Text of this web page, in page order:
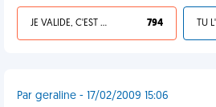
JE VALIDE, C'EST UNE VDM 794
Par geraline - 17/02/2009 15:06